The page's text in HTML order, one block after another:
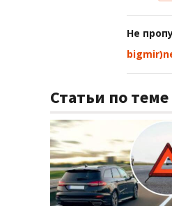
Не
Статьи по теме